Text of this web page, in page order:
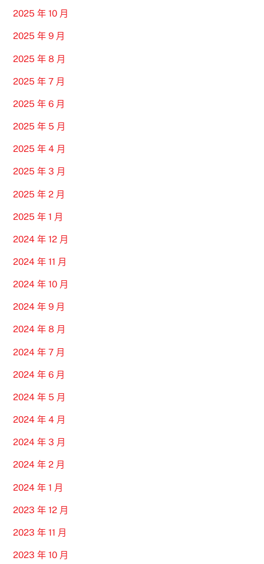
2025 年 10 月
2025 年 9 月
2025 年 8 月
2025 年 7 月
2025 年 6 月
2025 年 5 月
2025 年 4 月
2025 年 3 月
2025 年 2 月
2025 年 1 月
2024 年 12 月
2024 年 11 月
2024 年 10 月
2024 年 9 月
2024 年 8 月
2024 年 7 月
2024 年 6 月
2024 年 5 月
2024 年 4 月
2024 年 3 月
2024 年 2 月
2024 年 1 月
2023 年 12 月
2023 年 11 月
2023 年 10 月